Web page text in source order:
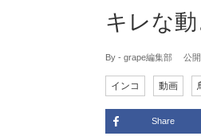
キレな
By - grape編集部 公開
インコ 動画
Share